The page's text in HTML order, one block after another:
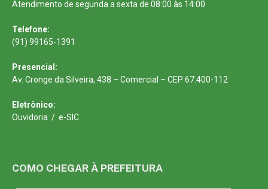
Atendimento de segunda a sexta de 08:00 às 14:00
Telefone:
(91) 99165-1391
Presencial:
Av. Cronge da Silveira, 438 – Comercial – CEP 67.400-112
Eletrônico:
Ouvidoria / e-SIC
COMO CHEGAR À PREFEITURA